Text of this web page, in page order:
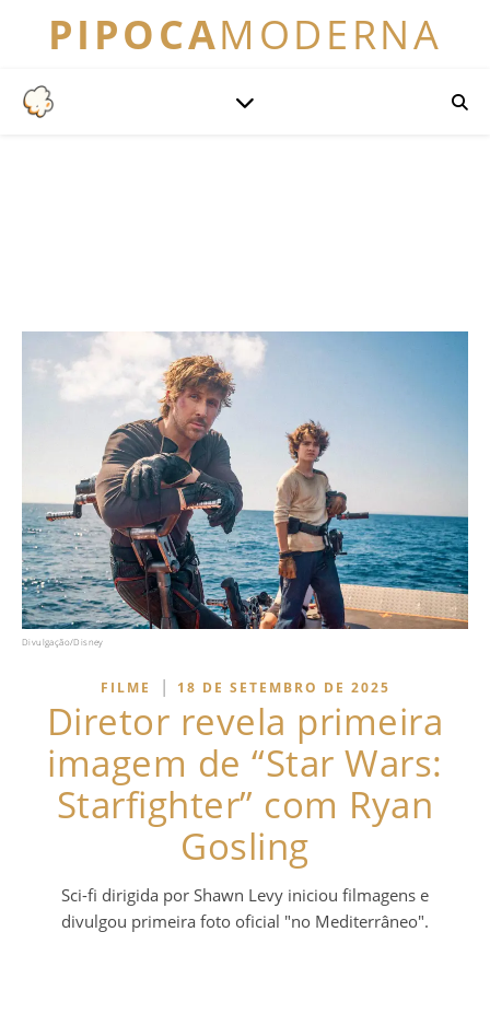
PIPOCAMODERNA
Divulgação/Disney
FILME | 18 DE SETEMBRO DE 2025
Diretor revela primeira
imagem de “Star Wars:
Starfighter” com Ryan
Gosling
Sci-fi dirigida por Shawn Levy iniciou filmagens e
divulgou primeira foto oficial "no Mediterrâneo".